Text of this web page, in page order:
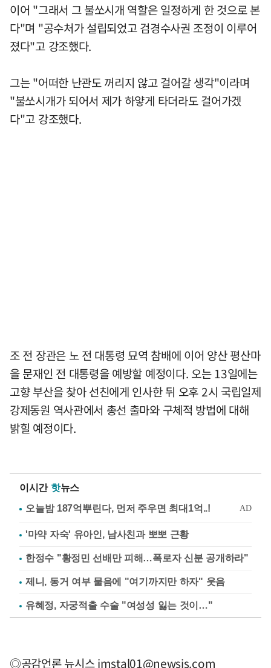
이어 "그래서 그 불쏘시개 역할은 일정하게 한 것으로 본
다"며 "공수처가 설립되었고 검경수사권 조정이 이루어
졌다"고 강조했다.
그는 "어떠한 난관도 꺼리지 않고 걸어갈 생각"이라며
"불쏘시개가 되어서 제가 하얗게 타더라도 걸어가겠
다"고 강조했다.
조 전 장관은 노 전 대통령 묘역 참배에 이어 양산 평산마
을 문재인 전 대통령을 예방할 예정이다. 오는 13일에는
고향 부산을 찾아 선친에게 인사한 뒤 오후 2시 국립일제
강제동원 역사관에서 총선 출마와 구체적 방법에 대해
밝힐 예정이다.
이시간 핫뉴스
'마약 자숙' 유아인, 남사친과 뽀뽀 근황
한정수 "황정민 선배만 피해…폭로자 신분 공개하라"
제니, 동거 여부 물음에 "여기까지만 하자" 웃음
유혜정, 자궁적출 수술 "여성성 잃는 것이…"
◎공감언론 뉴시스jmstal01@newsis.com